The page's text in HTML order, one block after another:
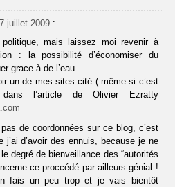
juillet 2009 :
mais laissez moi revenir à
: la possibilité d’économiser du
grace à de l’eau…
un de mes sites cité ( même si c’est
l’article de Olivier Ezratty
pas de coordonnées sur ce blog, c’est
d’avoir des ennuis, because je ne
degré de bienveillance des “autorités
ce proccédé par ailleurs génial !
fais un peu trop et je vais bientôt